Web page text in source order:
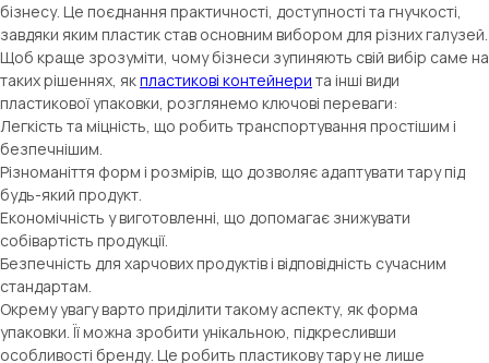
бізнесу. Це поєднання практичності, доступності та гнучкості,
завдяки яким пластик став основним вибором для різних галузей.
Щоб краще зрозуміти, чому бізнеси зупиняють свій вибір саме на
таких рішеннях, якпластикові контейнери та інші види
пластикової упаковки, розглянемо ключові переваги:
Легкість та міцність, що робить транспортування простішим і
безпечнішим.
Різноманіття форм і розмірів, що дозволяє адаптувати тару під
будь-який продукт.
Економічність у виготовленні, що допомагає знижувати
собівартість продукції.
Безпечність для харчових продуктів і відповідність сучасним
стандартам.
Окрему увагу варто приділити такому аспекту, як форма
упаковки. Її можна зробити унікальною, підкресливши
особливості бренду. Це робить пластикову тару не лише